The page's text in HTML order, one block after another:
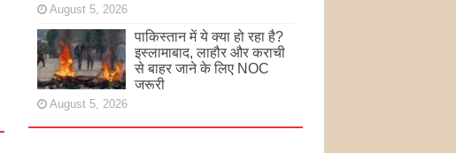
August 5, 2026
पाकिस्तान में ये क्या हो रहा है?
इस्लामाबाद, लाहौर और कराची
से बाहर जाने के लिए NOC
जरूरी
August 5, 2026